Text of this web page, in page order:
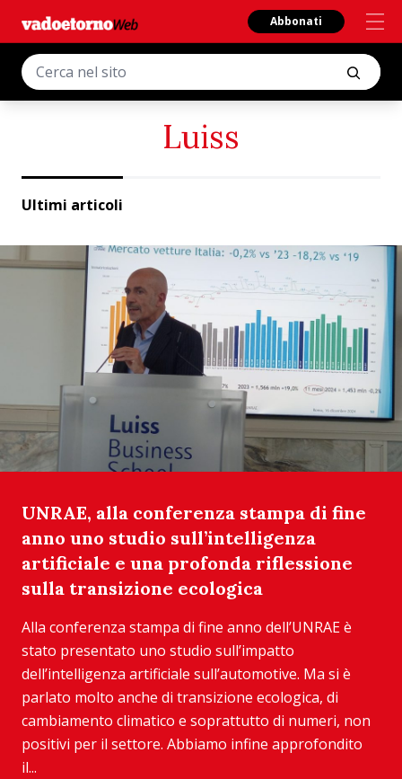
Abbonati
Luiss
Ultimi articoli
UNRAE, alla conferenza stampa di fine
anno uno studio sull’intelligenza
artificiale e una profonda riflessione
sulla transizione ecologica
Alla conferenza stampa di fine anno dell’UNRAE è
stato presentato uno studio sull’impatto
dell’intelligenza artificiale sull’automotive. Ma si è
parlato molto anche di transizione ecologica, di
cambiamento climatico e soprattutto di numeri, non
positivi per il settore. Abbiamo infine approfondito
il...